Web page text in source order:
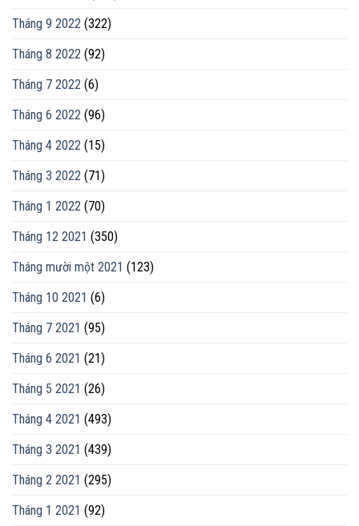
Tháng 9 2022 (322)
Tháng 8 2022 (92)
Tháng 7 2022 (6)
Tháng 6 2022 (96)
Tháng 4 2022 (15)
Tháng 3 2022 (71)
Tháng 1 2022 (70)
Tháng 12 2021 (350)
Tháng mười một 2021 (123)
Tháng 10 2021 (6)
Tháng 7 2021 (95)
Tháng 6 2021 (21)
Tháng 5 2021 (26)
Tháng 4 2021 (493)
Tháng 3 2021 (439)
Tháng 2 2021 (295)
Tháng 1 2021 (92)